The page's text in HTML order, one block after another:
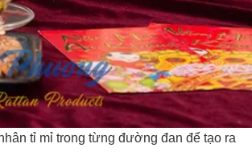
tỉ mỉ trong từng đường đan để tạo ra